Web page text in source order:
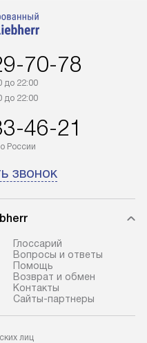
при
Стоимость
обеспечивают
предполагают
холодильников
требующим
наличие крана.
70-78
до 22:00
до 22:00
46-21
России
звонок
Глоссарий
Вопросы и ответы
Помощь
Возврат и обмен
Контакты
Сайты-партнеры
лиц